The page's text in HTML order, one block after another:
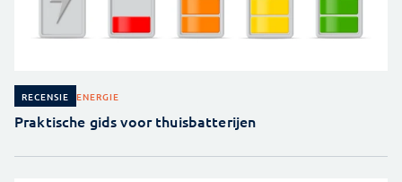
RECENSIE ENERGIE
Praktische gids voor thuisbatterijen